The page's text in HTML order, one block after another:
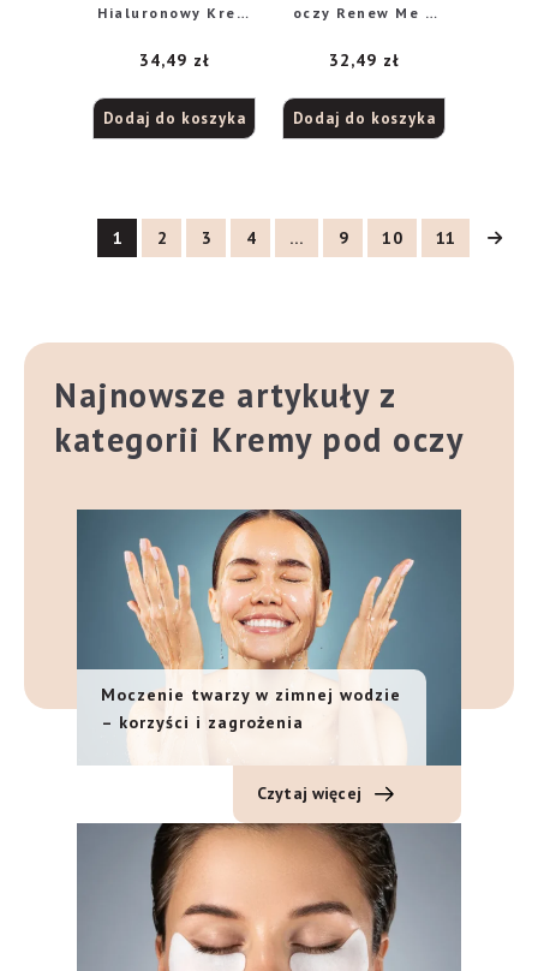
Hialuronowy Krem
noc 15ml
34,49 zł
Dodaj do koszyka
oczy Renew Me –
32,49 zł
Dodaj do koszyka
1 2 3 4 … 9 10 11
Najnowsze artykuły z
kategorii Kremy pod oczy
Moczenie twarzy w zimnej wodzie
– korzyści i zagrożenia
Czytaj więcej